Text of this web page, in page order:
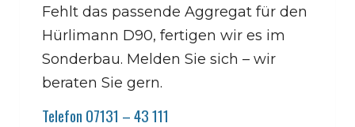
Fehlt das passende Aggregat für den
Hürlimann D90, fertigen wir es im
Sonderbau. Melden Sie sich – wir
beraten Sie gern.
Telefon 07131 – 43 111